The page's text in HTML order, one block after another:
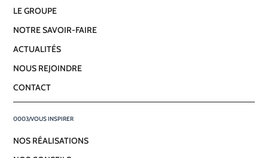
LE GROUPE
NOTRE SAVOIR-FAIRE
ACTUALITÉS
NOUS REJOINDRE
CONTACT
VOUS INSPIRER
NOS RÉALISATIONS